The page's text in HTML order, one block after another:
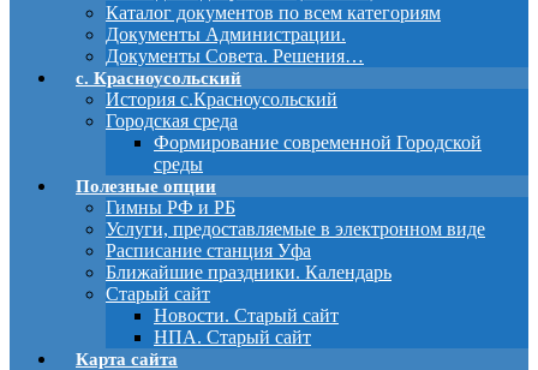
Каталог документов по всем категориям
Документы Администрации.
Документы Совета. Решения…
с. Красноусольский
История с.Красноусольский
Городская среда
Формирование современной Городской
среды
Полезные опции
Гимны РФ и РБ
Услуги, предоставляемые в электронном виде
Расписание станция Уфа
Ближайшие праздники. Календарь
Старый сайт
Новости. Старый сайт
НПА. Старый сайт
Карта сайта